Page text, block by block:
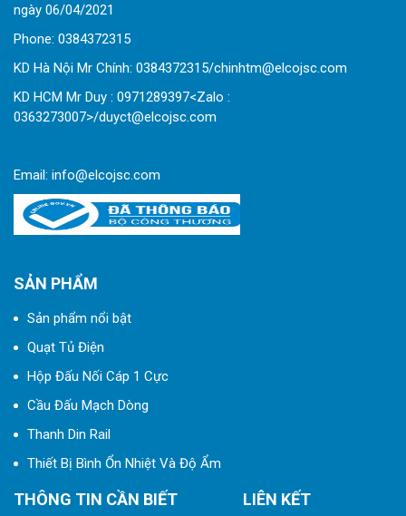
ngày 06/04/2021
Phone: 0384372315
KD Hà Nội Mr Chính: 0384372315/chinhtm@elcojsc.com
KD HCM Mr Duy : 0971289397<Zalo :
0363273007>/duyct@elcojsc.com
Email: info@elcojsc.com
SẢN PHẨM
Sản phẩm nổi bật
Quạt Tủ Điện
Hộp Đấu Nối Cáp 1 Cực
Cầu Đấu Mạch Dòng
Thanh Din Rail
Thiết Bị Bình Ổn Nhiệt Và Độ Ẩm
THÔNG TIN CẦN BIẾT LIÊN KẾT